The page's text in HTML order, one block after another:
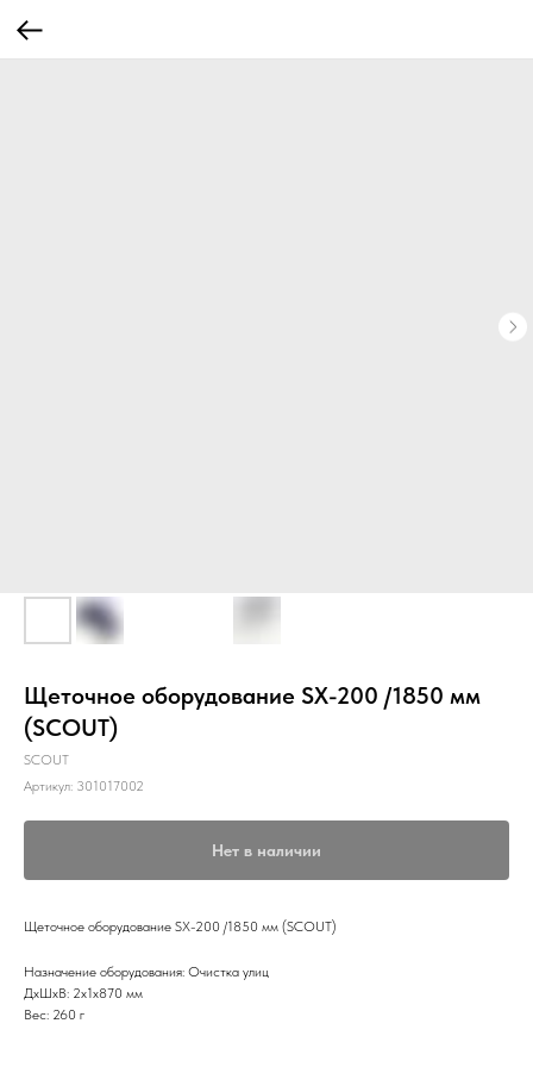
Щеточное оборудование SX-200 /1850 мм
(SCOUT)
SCOUT
Артикул: 301017002
Нет в наличии
Щеточное оборудование SX-200 /1850 мм (SCOUT)
Назначение оборудования: Очистка улиц
ДxШxВ: 2x1x870 мм
Вес: 260 г